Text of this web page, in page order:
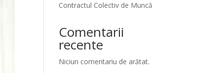
Contractul Colectiv de Muncă
Comentarii
recente
Niciun comentariu de arătat.